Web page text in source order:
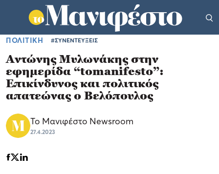
ΠΟΛΙΤΙΚΗ #ΣΥΝΕΝΤΕΥΞΕΙΣ
Αντώνης Μυλωνάκης στην
εφημερίδα “tomanifesto”:
Επικίνδυνος και πολιτικός
απατεώνας ο Βελόπουλος
Το Μανιφέστο Newsroom
27.4.2023